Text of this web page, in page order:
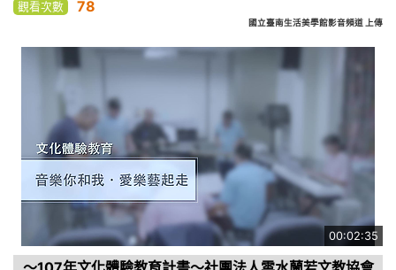
觀看次數 78
國立臺南生活美學館影音頻道 上傳
00:02:35